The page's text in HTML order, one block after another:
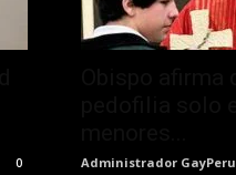
0 Administrador GayPeru